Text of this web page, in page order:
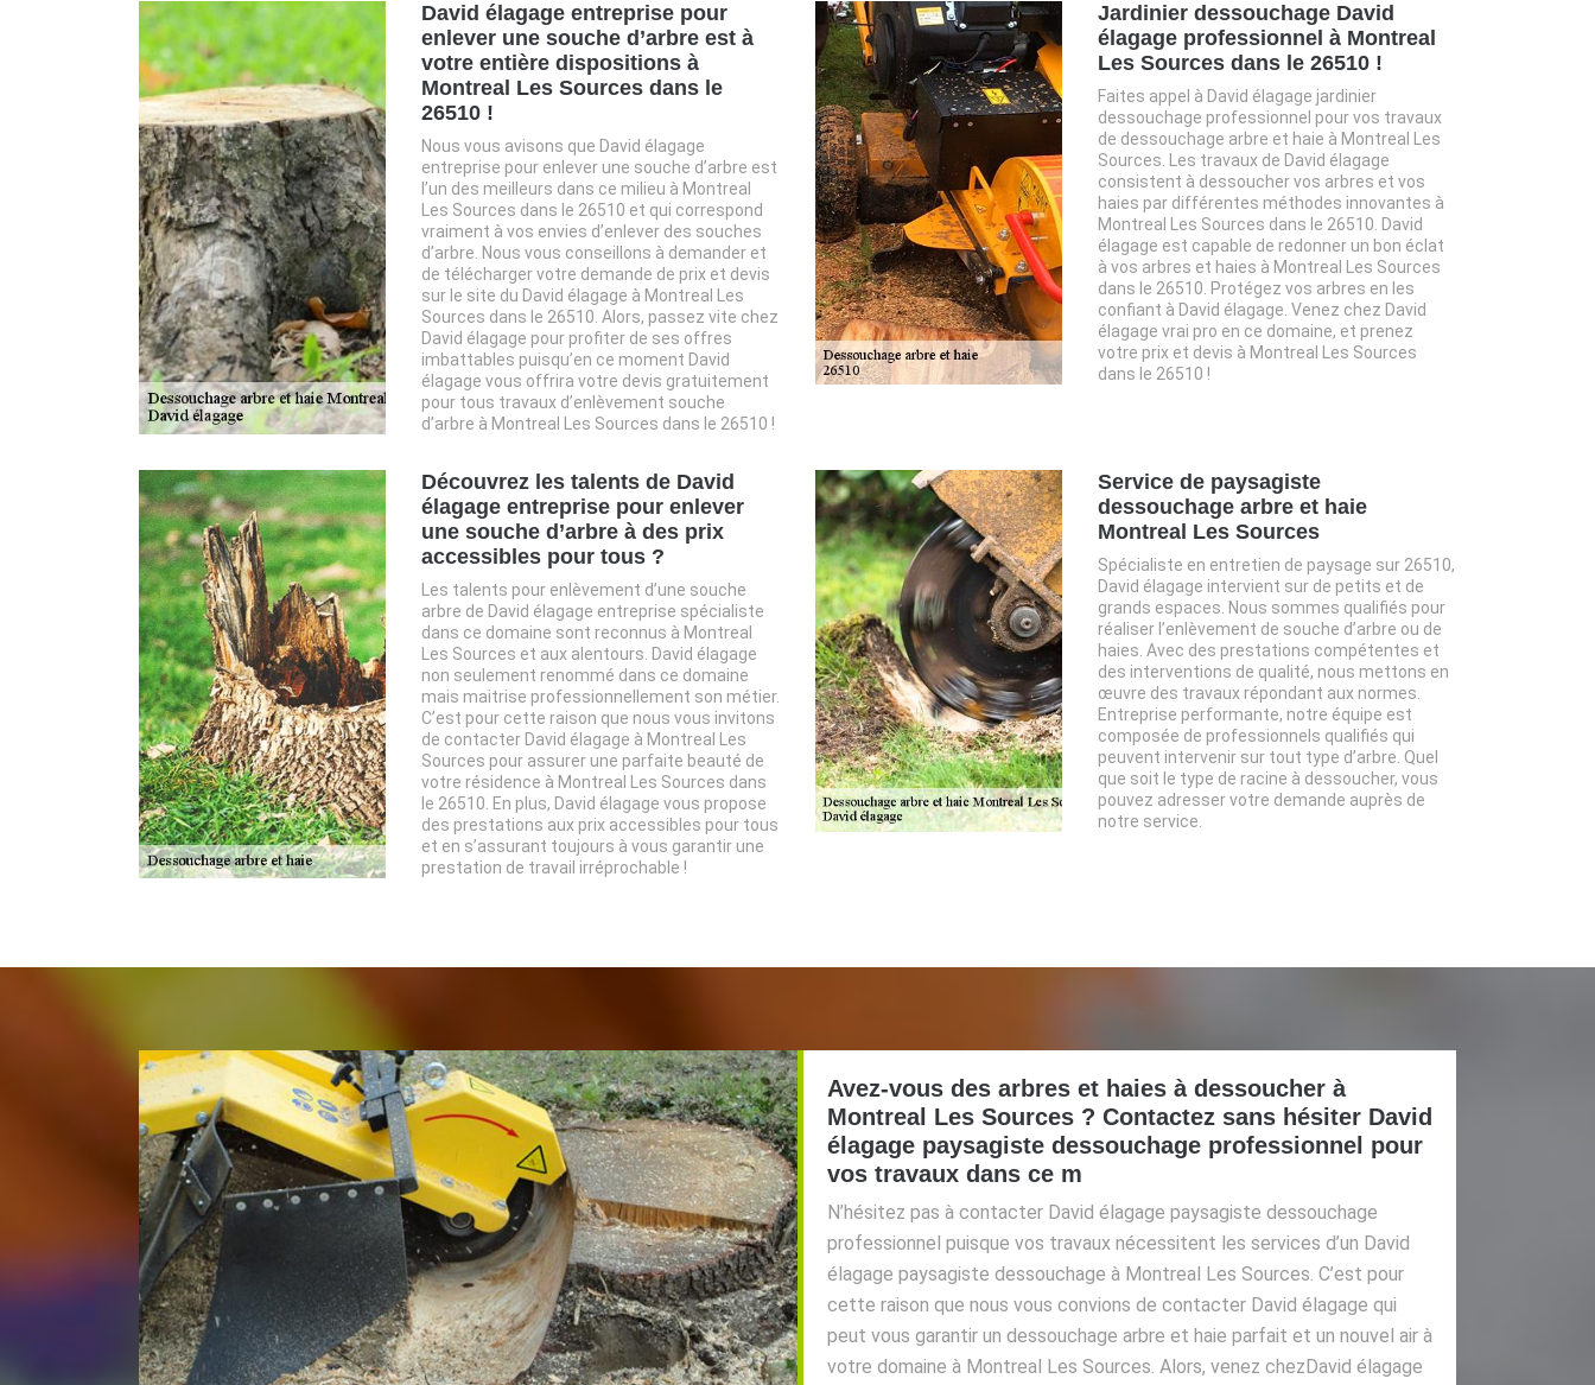
David élagage entreprise pour
enlever une souche d’arbre est à
votre entière dispositions à
Montreal Les Sources dans le
26510 !
Nous vous avisons que David élagage
entreprise pour enlever une souche d’arbre est
l’un des meilleurs dans ce milieu à Montreal
Les Sources dans le 26510 et qui correspond
vraiment à vos envies d’enlever des souches
d’arbre. Nous vous conseillons à demander et
de télécharger votre demande de prix et devis
sur le site du David élagage à Montreal Les
Sources dans le 26510. Alors, passez vite chez
David élagage pour profiter de ses offres
imbattables puisqu’en ce moment David
élagage vous offrira votre devis gratuitement
pour tous travaux d’enlèvement souche
d’arbre à Montreal Les Sources dans le 26510 !
Jardinier dessouchage David
élagage professionnel à Montreal
Les Sources dans le 26510 !
Faites appel à David élagage jardinier
dessouchage professionnel pour vos travaux
de dessouchage arbre et haie à Montreal Les
Sources. Les travaux de David élagage
consistent à dessoucher vos arbres et vos
haies par différentes méthodes innovantes à
Montreal Les Sources dans le 26510. David
élagage est capable de redonner un bon éclat
à vos arbres et haies à Montreal Les Sources
dans le 26510. Protégez vos arbres en les
confiant à David élagage. Venez chez David
élagage vrai pro en ce domaine, et prenez
votre prix et devis à Montreal Les Sources
dans le 26510 !
Découvrez les talents de David
élagage entreprise pour enlever
une souche d’arbre à des prix
accessibles pour tous ?
Les talents pour enlèvement d’une souche
arbre de David élagage entreprise spécialiste
dans ce domaine sont reconnus à Montreal
Les Sources et aux alentours. David élagage
non seulement renommé dans ce domaine
mais maitrise professionnellement son métier.
C’est pour cette raison que nous vous invitons
de contacter David élagage à Montreal Les
Sources pour assurer une parfaite beauté de
votre résidence à Montreal Les Sources dans
le 26510. En plus, David élagage vous propose
des prestations aux prix accessibles pour tous
et en s’assurant toujours à vous garantir une
prestation de travail irréprochable !
Service de paysagiste
dessouchage arbre et haie
Montreal Les Sources
Spécialiste en entretien de paysage sur 26510,
David élagage intervient sur de petits et de
grands espaces. Nous sommes qualifiés pour
réaliser l’enlèvement de souche d’arbre ou de
haies. Avec des prestations compétentes et
des interventions de qualité, nous mettons en
œuvre des travaux répondant aux normes.
Entreprise performante, notre équipe est
composée de professionnels qualifiés qui
peuvent intervenir sur tout type d’arbre. Quel
que soit le type de racine à dessoucher, vous
pouvez adresser votre demande auprès de
notre service.
Avez-vous des arbres et haies à dessoucher à
Montreal Les Sources ? Contactez sans hésiter David
élagage paysagiste dessouchage professionnel pour
vos travaux dans ce m
N’hésitez pas à contacter David élagage paysagiste dessouchage
professionnel puisque vos travaux nécessitent les services d’un David
élagage paysagiste dessouchage à Montreal Les Sources. C’est pour
cette raison que nous vous convions de contacter David élagage qui
peut vous garantir un dessouchage arbre et haie parfait et un nouvel air à
votre domaine à Montreal Les Sources. Alors, venez chezDavid élagage